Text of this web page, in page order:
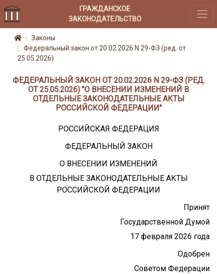
ГРАЖДАНСКОЕ
ЗАКОНОДАТЕЛЬСТВО
Законы
Федеральный закон от 20.02.2026 N 29-ФЗ (ред. от
25.05.2026)
ФЕДЕРАЛЬНЫЙ ЗАКОН ОТ 20.02.2026 N 29-ФЗ (РЕД.
ОТ 25.05.2026) "О ВНЕСЕНИИ ИЗМЕНЕНИЙ В
ОТДЕЛЬНЫЕ ЗАКОНОДАТЕЛЬНЫЕ АКТЫ
РОССИЙСКОЙ ФЕДЕРАЦИИ"
РОССИЙСКАЯ ФЕДЕРАЦИЯ
ФЕДЕРАЛЬНЫЙ ЗАКОН
О ВНЕСЕНИИ ИЗМЕНЕНИЙ
В ОТДЕЛЬНЫЕ ЗАКОНОДАТЕЛЬНЫЕ АКТЫ
РОССИЙСКОЙ ФЕДЕРАЦИИ
Принят
Государственной Думой
17 февраля 2026 года
Одобрен
Советом Федерации